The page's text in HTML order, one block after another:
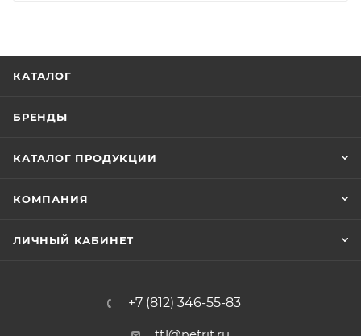
КАТАЛОГ
БРЕНДЫ
КАТАЛОГ ПРОДУКЦИИ
КОМПАНИЯ
ЛИЧНЫЙ КАБИНЕТ
+7 (812) 346-55-83